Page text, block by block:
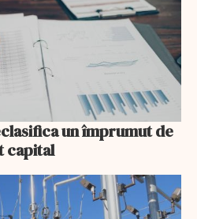
un împrumut de
capital